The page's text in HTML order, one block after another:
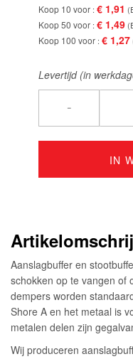
Koop 10 voor € 1,91
Koop 50 voor € 1,49
Koop 100 voor € 1,27
Levertijd (in
-
IN
Aanslagbuffer en
schokken op te vangen of
dempers worden
Shore A en het metaal is
metalen delen zijn
Wij produceren